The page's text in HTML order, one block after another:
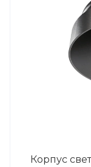
Корпус